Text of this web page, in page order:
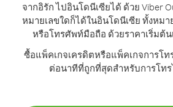
จากอิรัก ไปอินโดนีเซียได้ ด้วย Viber
หมายเลขใดก็ได้ในอินโดนีเซีย ทั้งหม
หรือโทรศัพท์มือถือ ด้วยราคาเริ่มต้น
ซื้อแพ็คเกจเครดิตหรือแพ็คเกจการโท
ต่อนาทีที่ถูกที่สุดสำหรับการโท